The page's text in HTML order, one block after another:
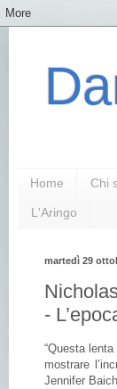
Home Chi
L'Aringo
martedì 29
-
“Questa
mostrare
Jennifer